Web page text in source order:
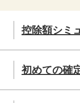
控除額シミ
初めての確